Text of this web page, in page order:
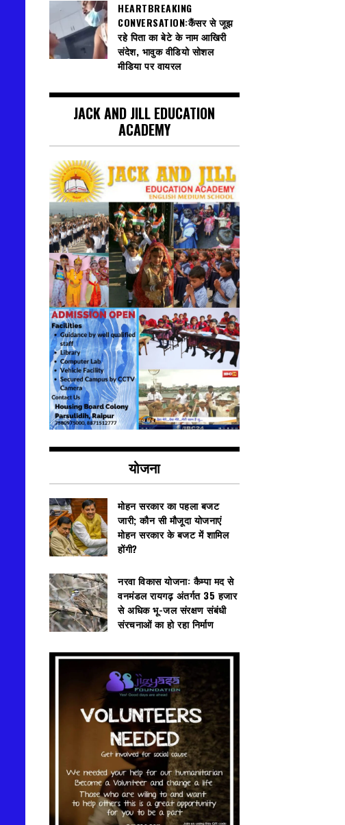
HEARTBREAKING
CONVERSATION:कैंसर से जूझ
रहे पिता का बेटे के नाम आखिरी
संदेश, भावुक वीडियो सोशल
मीडिया पर वायरल
JACK AND JILL EDUCATION
ACADEMY
योजना
मोहन सरकार का पहला बजट
जारी; कौन सी मौजूदा योजनाएं
मोहन सरकार के बजट में शामिल
होंगी?
नरवा विकास योजना: कैम्पा मद से
वनमंडल रायगढ़ अंतर्गत 35 हजार
से अधिक भू-जल संरक्षण संबंधी
संरचनाओं का हो रहा निर्माण